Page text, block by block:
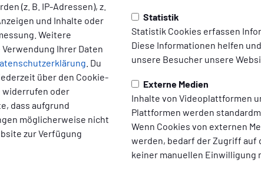
(z. B. IP-Adressen), z.
und Inhalte oder
Weitere
Ihrer Daten
. Du
über den Cookie-
widerrufen oder
dass aufgrund
möglicherweise nicht
zur Verfügung
Statistik
Statistik Cookies erfassen
Diese Informationen helfen
unsere Besucher unsere
Externe Medien
Inhalte von Videoplattformen
Plattformen werden
Wenn Cookies von externen
werden, bedarf der Zugriff auf
keiner manuellen Einwilligung
– Bünting neuer Co-
ihr Engagement für den regionalen Sport: Ab der
Kickers Emden – gemeinsam mit Schauinsland-Reisen
Partnerschaft: Ab der kommenden Spielzeit prangt das
auf dem Trikotrücken der
sportliches Highlight: Am 19. Juli 2025 empfängt Kickers
Stadion zum Combi-Cup. Anstoß ist um 15:30 Uhr. Die
Fußballfest für die Region und die Fans.